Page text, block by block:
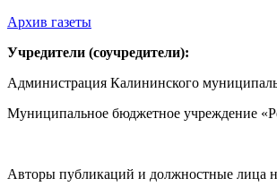
Архив газеты
Учредители (соучредители):
Администрация Калининского
Муниципальное бюджетное учреждение
Авторы публикаций и должностные лица